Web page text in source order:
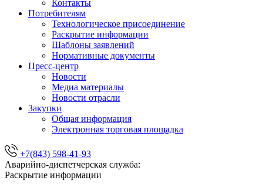
Контакты
Потребителям
Технологическое присоединение
Раскрытие информации
Шаблоны заявлений
Нормативные документы
Пресс-центр
Новости
Медиа материалы
Новости отрасли
Закупки
Общая информация
Электронная торговая площадка
+7(843) 598-41-93
Аварийно-диспетчерская служба:
Раскрытие информации